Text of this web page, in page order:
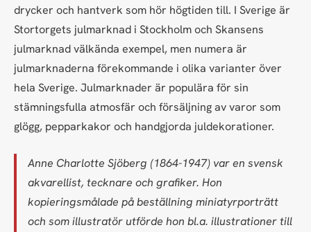
drycker och hantverk som hör högtiden till. I Sverige är
Stortorgets julmarknad i Stockholm och Skansens
julmarknad välkända exempel, men numera är
julmarknaderna förekommande i olika varianter över
hela Sverige. Julmarknader är populära för sin
stämningsfulla atmosfär och försäljning av varor som
glögg, pepparkakor och handgjorda juldekorationer.
Anne Charlotte Sjöberg (1864-1947) var en svensk
akvarellist, tecknare och grafiker. Hon
kopieringsmålade på beställning miniatyrporträtt
och som illustratör utförde hon bl.a. illustrationer till